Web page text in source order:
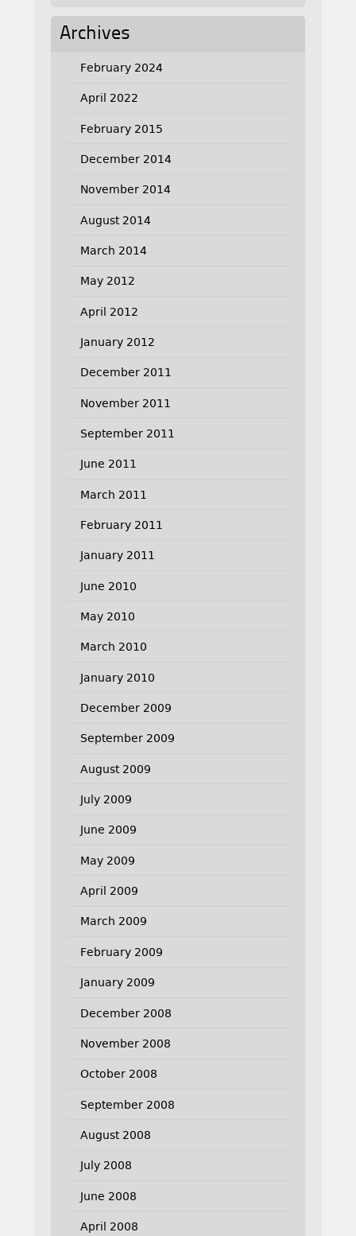
Archives
February 2024
April 2022
February 2015
December 2014
November 2014
August 2014
March 2014
May 2012
April 2012
January 2012
December 2011
November 2011
September 2011
June 2011
March 2011
February 2011
January 2011
June 2010
May 2010
March 2010
January 2010
December 2009
September 2009
August 2009
July 2009
June 2009
May 2009
April 2009
March 2009
February 2009
January 2009
December 2008
November 2008
October 2008
September 2008
August 2008
July 2008
June 2008
April 2008